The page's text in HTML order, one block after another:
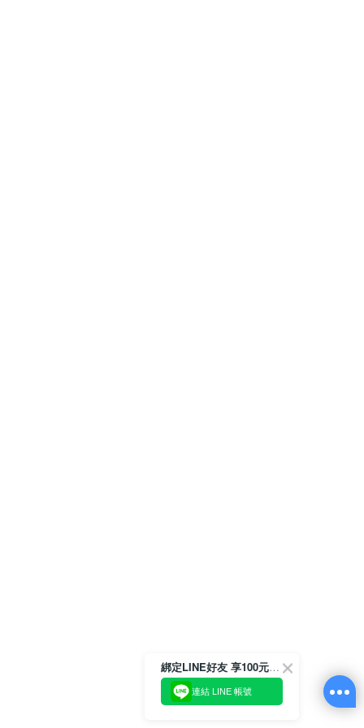
綁定LINE好友 享100元折價券
連結 LINE 帳號